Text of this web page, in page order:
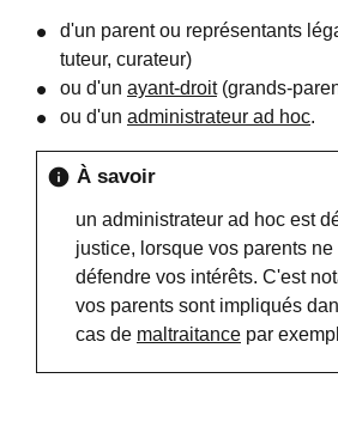
d'un parent ou représentants
tuteur, curateur)
ou d'un ayant-droit(grands-
ou d'un administrateur ad hoc.
info À savoir
un administrateur ad hoc est
justice, lorsque vos parents
défendre vos intérêts. C'est
vos parents sont impliqués
cas de maltraitance par